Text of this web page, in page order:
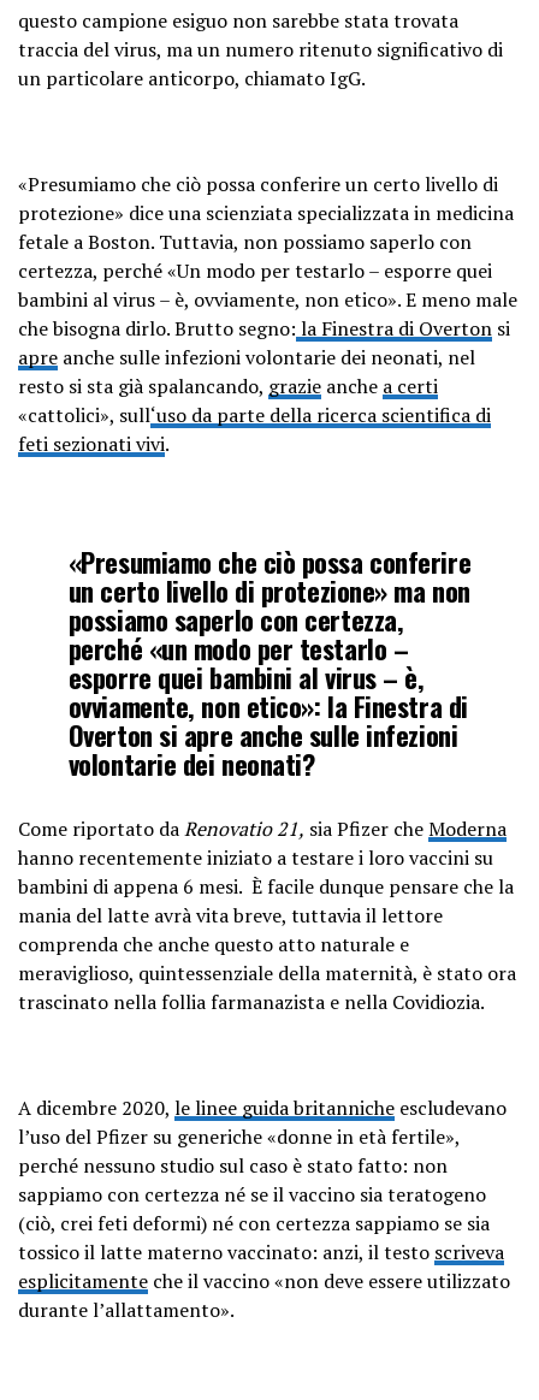
questo campione esiguo non sarebbe stata trovata
traccia del virus, ma un numero ritenuto significativo di
un particolare anticorpo, chiamato IgG.
«Presumiamo che ciò possa conferire un certo livello di
protezione» dice una scienziata specializzata in medicina
fetale a Boston. Tuttavia, non possiamo saperlo con
certezza, perché «Un modo per testarlo – esporre quei
bambini al virus – è, ovviamente, non etico». E meno male
che bisogna dirlo. Brutto segno: la Finestra di Overton si
apre anche sulle infezioni volontarie dei neonati, nel
resto si sta già spalancando, grazie anche a certi
«cattolici», sull‘uso da parte della ricerca scientifica di
feti sezionati vivi.
«Presumiamo che ciò possa conferire
un certo livello di protezione» ma non
possiamo saperlo con certezza,
perché «un modo per testarlo –
esporre quei bambini al virus – è,
ovviamente, non etico»: la Finestra di
Overton si apre anche sulle infezioni
volontarie dei neonati?
Come riportato daRenovatio 21, sia Pfizer cheModerna
hanno recentemente iniziato a testare i loro vaccini su
bambini di appena 6 mesi. È facile dunque pensare che la
mania del latte avrà vita breve, tuttavia il lettore
comprenda che anche questo atto naturale e
meraviglioso, quintessenziale della maternità, è stato ora
trascinato nella follia farmanazista e nella Covidiozia.
A dicembre 2020, le linee guida britanniche escludevano
l’uso del Pfizer su generiche «donne in età fertile»,
perché nessuno studio sul caso è stato fatto: non
sappiamo con certezza né se il vaccino sia teratogeno
(ciò, crei feti deformi) né con certezza sappiamo se sia
tossico il latte materno vaccinato: anzi, il testo scriveva
esplicitamente che il vaccino «non deve essere utilizzato
durante l’allattamento».